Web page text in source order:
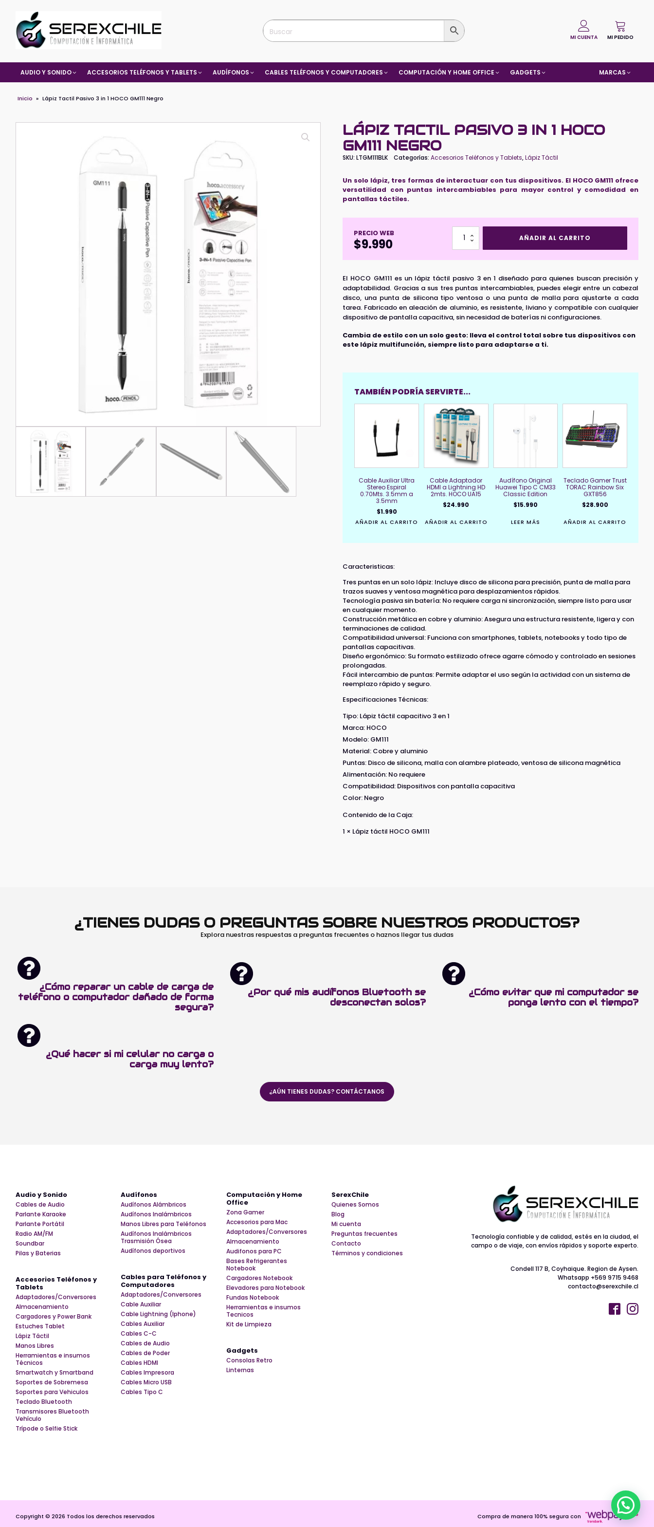
MI CUENTA MI PEDIDO
AUDIO Y SONIDO ACCESORIOS TELÉFONOS Y TABLETS AUDÍFONOS CABLES TELÉFONOS Y COMPUTADORES COMPUTACIÓN Y HOME OFFICE GADGETS MARCAS
Inicio » Lápiz Tactil Pasivo 3 in 1 HOCO GM111 Negro
LÁPIZ TACTIL PASIVO 3 IN 1 HOCO
GM111 NEGRO
SKU:LTGM111BLK Categorías:Accesorios Teléfonos y Tablets,Lápiz Táctil
Un solo lápiz, tres formas de interactuar con tus dispositivos. El HOCO GM111 ofrece
versatilidad con puntas intercambiables para mayor control y comodidad en
pantallas táctiles.
PRECIO WEB
$9.990
Lápiz
Pasivo
3
1
HOCO
GM111
Negro
cantidad
AÑADIR AL CARRITO
El HOCO GM111 es un lápiz táctil pasivo 3 en 1 diseñado para quienes buscan precisión y
adaptabilidad. Gracias a sus tres puntas intercambiables, puedes elegir entre un cabezal
disco, una punta de silicona tipo ventosa o una punta de malla para ajustarte a cada
tarea. Fabricado en aleación de aluminio, es resistente, liviano y compatible con cualquier
dispositivo de pantalla capacitiva, sin necesidad de baterías ni configuraciones.
Cambia de estilo con un solo gesto: lleva el control total sobre tus dispositivos con
este lápiz multifunción, siempre listo para adaptarse a ti.
TAMBIÉN PODRÍA SERVIRTE...
Cable Auxiliar Ultra
Stereo Espiral
0.70Mts. 3.5mm a
3.5mm
$1.990
AÑADIR AL CARRITO
Cable Adaptador
HDMI a Lightning HD
2mts. HOCO UA15
$24.990
AÑADIR AL CARRITO
Audífono Original
Huawei Tipo C CM33
Classic Edition
$15.990
LEER MÁS
Teclado Gamer Trust
TORAC Rainbow Six
GXT856
$28.900
AÑADIR AL CARRITO
Caracteristicas:
Tres puntas en un solo lápiz: Incluye disco de silicona para precisión, punta de malla para
trazos suaves y ventosa magnética para desplazamientos rápidos.
Tecnología pasiva sin batería: No requiere carga ni sincronización, siempre listo para usar
en cualquier momento.
Construcción metálica en cobre y aluminio: Asegura una estructura resistente, ligera y con
terminaciones de calidad.
Compatibilidad universal: Funciona con smartphones, tablets, notebooks y todo tipo de
pantallas capacitivas.
Diseño ergonómico: Su formato estilizado ofrece agarre cómodo y controlado en sesiones
prolongadas.
Fácil intercambio de puntas: Permite adaptar el uso según la actividad con un sistema de
reemplazo rápido y seguro.
Especificaciones Técnicas:
Tipo: Lápiz táctil capacitivo 3 en 1
Marca: HOCO
Modelo: GM111
Material: Cobre y aluminio
Puntas: Disco de silicona, malla con alambre plateado, ventosa de silicona magnética
Alimentación: No requiere
Compatibilidad: Dispositivos con pantalla capacitiva
Color: Negro
Contenido de la Caja:
1 × Lápiz táctil HOCO GM111
¿TIENES DUDAS O PREGUNTAS SOBRE NUESTROS PRODUCTOS?
Explora nuestras respuestas a preguntas frecuentes o haznos llegar tus dudas
¿Cómo reparar un cable de carga de
teléfono o computador dañado de forma
segura?
¿Por qué mis audífonos Bluetooth se
desconectan solos?
¿Cómo evitar que mi computador se
ponga lento con el tiempo?
¿Qué hacer si mi celular no carga o
carga muy lento?
¿AÚN TIENES DUDAS? CONTÁCTANOS
Audio y Sonido
Cables de Audio
Parlante Karaoke
Parlante Portátil
Radio AM/FM
Soundbar
Pilas y Baterias
Accesorios Teléfonos y
Tablets
Adaptadores/Conversores
Almacenamiento
Cargadores y Power Bank
Estuches Tablet
Lápiz Táctil
Manos Libres
Herramientas e insumos
Técnicos
Smartwatch y Smartband
Soportes de Sobremesa
Soportes para Vehiculos
Teclado Bluetooth
Transmisores Bluetooth
Vehículo
Trípode o Selfie Stick
Audífonos
Audífonos Alámbricos
Audífonos Inalámbricos
Manos Libres para Teléfonos
Audífonos Inalámbricos
Trasmisión Ósea
Audífonos deportivos
Cables para Teléfonos y
Computadores
Adaptadores/Conversores
Cable Auxiliar
Cable Lightning (Iphone)
Cables Auxiliar
Cables C-C
Cables de Audio
Cables de Poder
Cables HDMI
Cables Impresora
Cables Micro USB
Cables Tipo C
Computación y Home
Office
Zona Gamer
Accesorios para Mac
Adaptadores/Conversores
Almacenamiento
Audifonos para PC
Bases Refrigerantes
Notebook
Cargadores Notebook
Elevadores para Notebook
Fundas Notebook
Herramientas e insumos
Tecnicos
Kit de Limpieza
Gadgets
Consolas Retro
Linternas
SerexChile
Quienes Somos
Blog
Mi cuenta
Preguntas frecuentes
Contacto
Términos y condiciones
Tecnología confiable y de calidad, estés en la ciudad, el
campo o de viaje, con envíos rápidos y soporte experto.
Condell 117 B, Coyhaique. Region de Aysen.
Whatsapp +569 9715 9468
contacto@serexchile.cl
Copyright © 2026 Todos los derechos reservados Compra de manera 100% segura con